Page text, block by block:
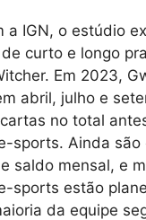
a IGN, o estúdio
curto e longo
Em 2023,
abril, julho e
no total
sports. Ainda são
saldo mensal, e
sports estão
da equipe